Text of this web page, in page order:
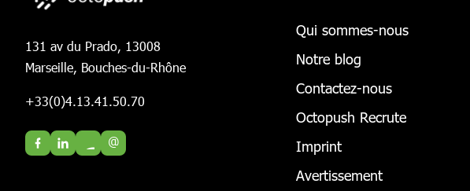
131 av du Prado, 13008
Marseille, Bouches-du-Rhône
+33(0)4.13.41.50.70
@
Qui sommes-nous
Notre blog
Contactez-nous
Octopush Recrute
Imprint
Avertissement